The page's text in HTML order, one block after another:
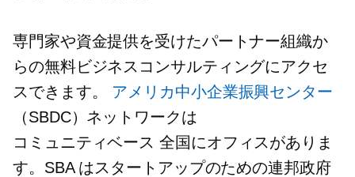
専門家や資金提供を受けたパートナー組織か
らの無料ビジネスコンサルティングにアクセ
スできます。 アメリカ中小企業振興センター
（SBDC）ネットワークは
コミュニティベース 全国にオフィスがありま
す。SBA はスタートアップのための連邦政府